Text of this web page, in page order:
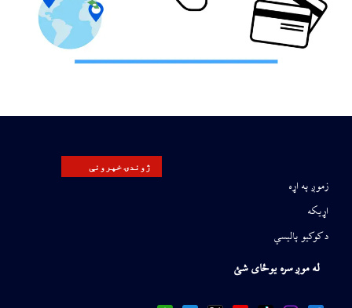
ژوندۍ خپرونې
زموږ په اړه
اړیکه
د کوکیو پالیسي
له موږ سره یوځای شئ